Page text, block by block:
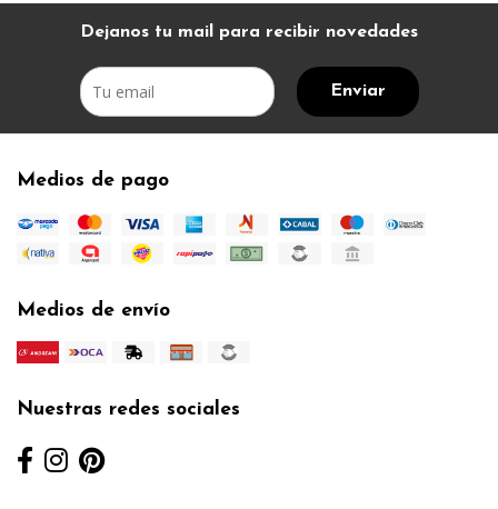
Dejanos tu mail para recibir novedades
Enviar
Medios de pago
Medios de envío
Nuestras redes sociales